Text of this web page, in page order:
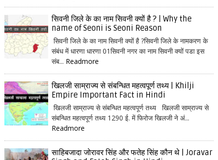
सिवनी जिले के का नाम सिवनी क्यों है ? | Why the
name of Seoni is Seoni Reason
सिवनी जिले के का नाम सिवनी क्यों है ?सिवनी जिले के नामकरण के
संबंध में धारणा धारणा 01सिवनी नगर का नाम सिवनी क्यों पडा इस
संब... Readmore
खिलजी साम्राज्य से संबन्धित महत्वपूर्ण तथ्य | Khilji
Empire Important Fact in Hindi
खिलजी साम्राज्य से संबन्धित महत्वपूर्ण तथ्य खिलजी साम्राज्य से
संबन्धित महत्वपूर्ण तथ्य 1290 ई. में फिरोज खिलजी ने अं...
Readmore
साहिबजादा जोरावर सिंह और फतेह सिंह कौन थे | Joravar